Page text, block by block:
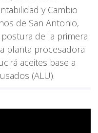
y Cambio
de San Antonio,
de la primera
planta procesadora
aceites base a
(ALU).